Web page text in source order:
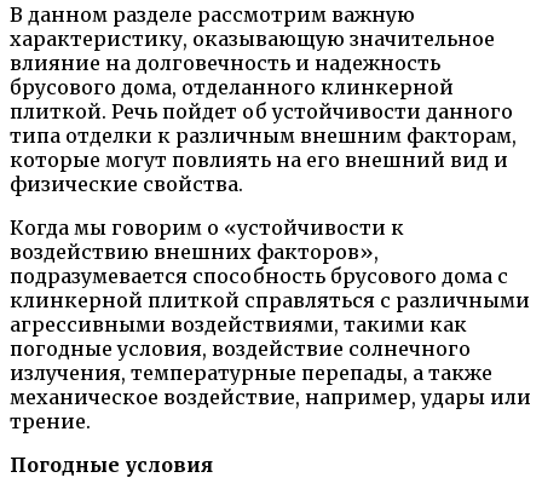
В данном разделе рассмотрим важную
характеристику, оказывающую значительное
влияние на долговечность и надежность
брусового дома, отделанного клинкерной
плиткой. Речь пойдет об устойчивости данного
типа отделки к различным внешним факторам,
которые могут повлиять на его внешний вид и
физические свойства.
Когда мы говорим о «устойчивости к
воздействию внешних факторов»,
подразумевается способность брусового дома с
клинкерной плиткой справляться с различными
агрессивными воздействиями, такими как
погодные условия, воздействие солнечного
излучения, температурные перепады, а также
механическое воздействие, например, удары или
трение.
Погодные условия